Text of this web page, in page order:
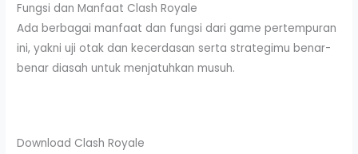
Fungsi dan Manfaat Clash Royale
Ada berbagai manfaat dan fungsi dari game pertempuran
ini, yakni uji otak dan kecerdasan serta strategimu benar-
benar diasah untuk menjatuhkan musuh.
Download Clash Royale